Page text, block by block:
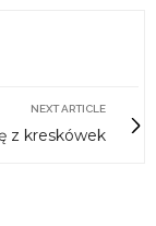
NEXT ARTICLE
z kreskówek